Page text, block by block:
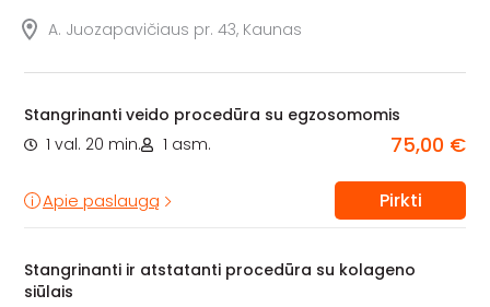
A. Juozapavičiaus pr. 43, Kaunas
Stangrinanti veido procedūra su egzosomomis
1 val. 20 min.
1 asm. 75,00 €
Apie paslaugą Pirkti
Stangrinanti ir atstatanti procedūra su kolageno
siūlais